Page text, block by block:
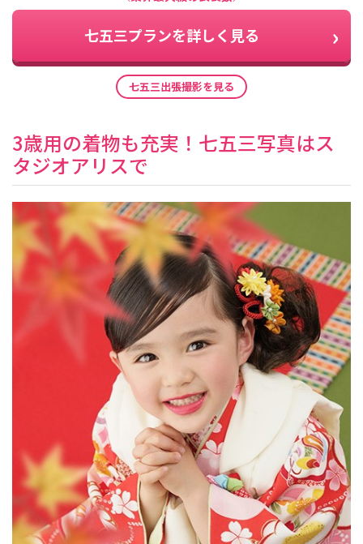
七五三プランを詳しく見る
七五三出張撮影を見る
3歳用の着物も充実！七五三写真はス
タジオアリスで